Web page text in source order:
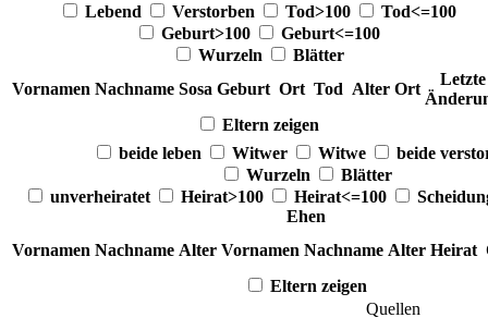
Lebend Verstorben Tod>100
Tod<=100
Geburt>100
Geburt<=100
Wurzeln
Blätter
Vornamen Nachname Sosa Geburt Ort Tod Alter Ort
Letzte
Eltern zeigen
beide leben
Witwer Witwe
beide
Wurzeln
Blätter
unverheiratet
Heirat>100 Heirat<=100
Ehen
Vornamen Nachname Alter Vornamen Nachname Alter Heirat
Eltern zeigen
Quellen